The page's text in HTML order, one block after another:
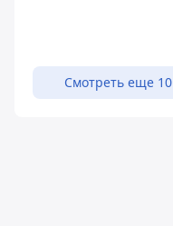
Смотреть еще 10